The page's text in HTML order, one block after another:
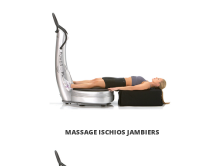
MASSAGE ISCHIOS JAMBIERS